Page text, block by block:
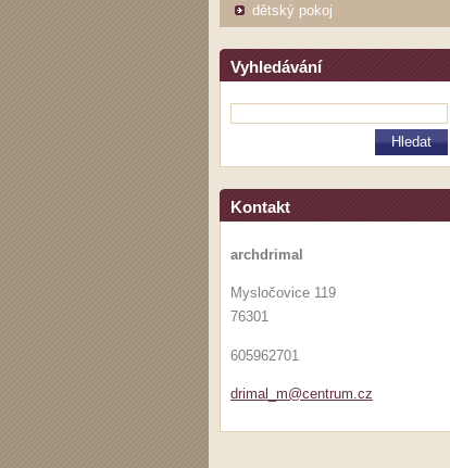
dětský pokoj
Vyhledávání
Kontakt
archdrimal
Mysločovice 119
76301
605962701
drimal_m@centrum .cz